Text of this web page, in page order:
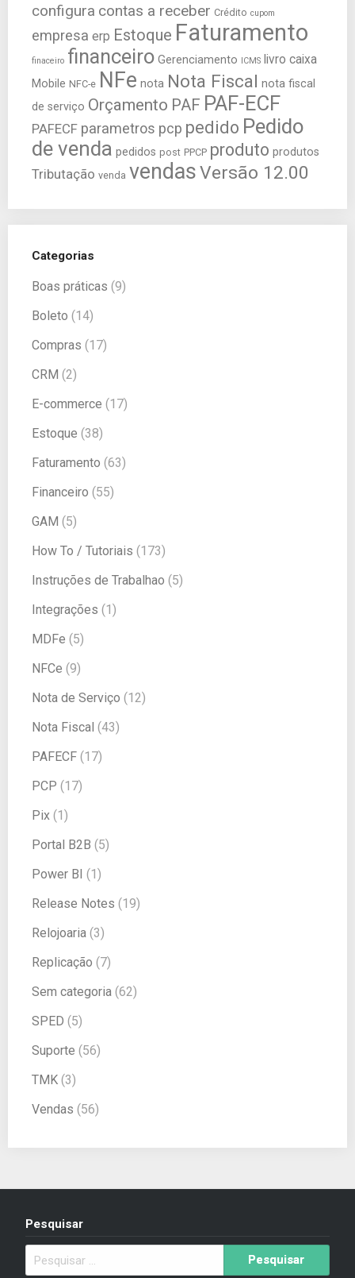
configura contas a receber Crédito cupom
empresa erp Estoque Faturamento
finaceiro financeiro Gerenciamento ICMS livro caixa
Mobile NFC-e NFe nota Nota Fiscal nota fiscal
de serviço Orçamento PAF PAF-ECF
PAFECF parametros pcp pedido Pedido
de venda pedidos post PPCP produto produtos
Tributação venda vendasVersão 12.00
Categorias
Boas práticas (9)
Boleto (14)
Compras (17)
CRM (2)
E-commerce (17)
Estoque (38)
Faturamento (63)
Financeiro (55)
GAM (5)
How To / Tutoriais (173)
Instruções de Trabalhao (5)
Integrações (1)
MDFe (5)
NFCe (9)
Nota de Serviço (12)
Nota Fiscal (43)
PAFECF (17)
PCP (17)
Pix (1)
Portal B2B (5)
Power BI (1)
Release Notes (19)
Relojoaria (3)
Replicação (7)
Sem categoria (62)
SPED (5)
Suporte (56)
TMK (3)
Vendas (56)
Pesquisar